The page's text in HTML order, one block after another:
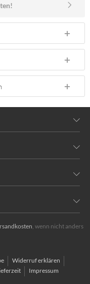
, wenn nicht anders
Widerruf erklären
Impressum